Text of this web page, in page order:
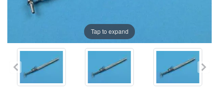
Tap to expand